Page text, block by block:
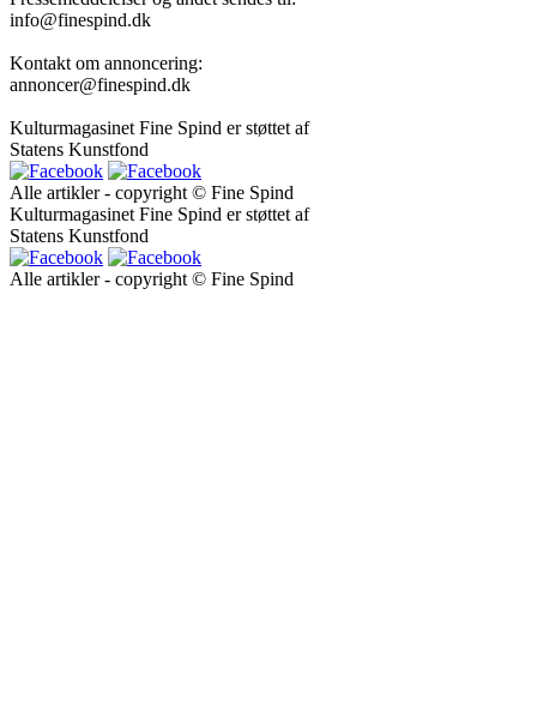
info@finespind.dk
Kontakt om annoncering:
annoncer@finespind.dk
Kulturmagasinet Fine Spind er støttet af
Statens Kunstfond
Alle artikler - copyright © Fine Spind
Kulturmagasinet Fine Spind er støttet af
Statens Kunstfond
Alle artikler - copyright © Fine Spind